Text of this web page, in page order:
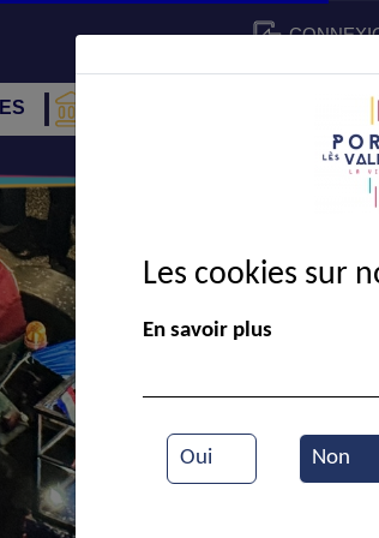
Au
Les cookies sur
En savoir plus
Oui Non